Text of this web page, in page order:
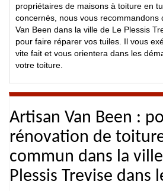
propriétaires de maisons à toiture en
concernés, nous vous recommandons
Van Been dans la ville de Le Plessis
pour faire réparer vos tuiles. Il vous
vite fait et vous orientera dans les
votre toiture.
Artisan Van Been :
rénovation de
commun dans la
Plessis Trevise dans